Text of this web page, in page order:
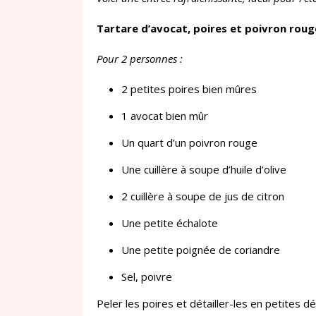
Tartare d’avocat, poires et poivron
Pour 2 personnes :
2 petites poires bien mûres
1 avocat bien mûr
Un quart d’un poivron rouge
Une cuillère à soupe d’huile d’olive
2 cuillère à soupe de jus de citron
Une petite échalote
Une petite poignée de coriandre
Sel, poivre
Peler les poires et détailler-les en petites